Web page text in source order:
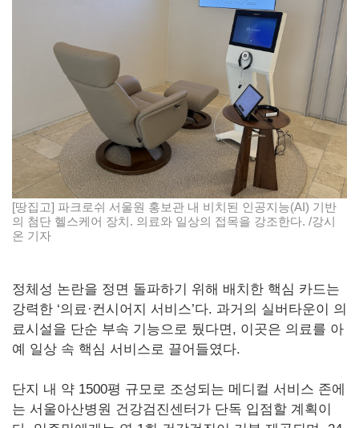
[땅집고] 파크로쉬 서울원 홍보관 내 비치된 인공지능(AI) 기반
의 첨단 헬스케어 장치. 의료와 일상의 접목을 강조한다. /강시
온 기자
정체성 논란을 정면 돌파하기 위해 배치한 핵심 카드는
강력한 ‘의료·컨시어지 서비스’다. 과거의 실버타운이 의
료시설을 단순 부속 기능으로 뒀다면, 이곳은 의료를 아
예 일상 속 핵심 서비스로 끌어들였다.
단지 내 약 1500평 규모로 조성되는 메디컬 서비스 존에
는 서울아산병원 건강검진센터가 단독 입점할 계획이